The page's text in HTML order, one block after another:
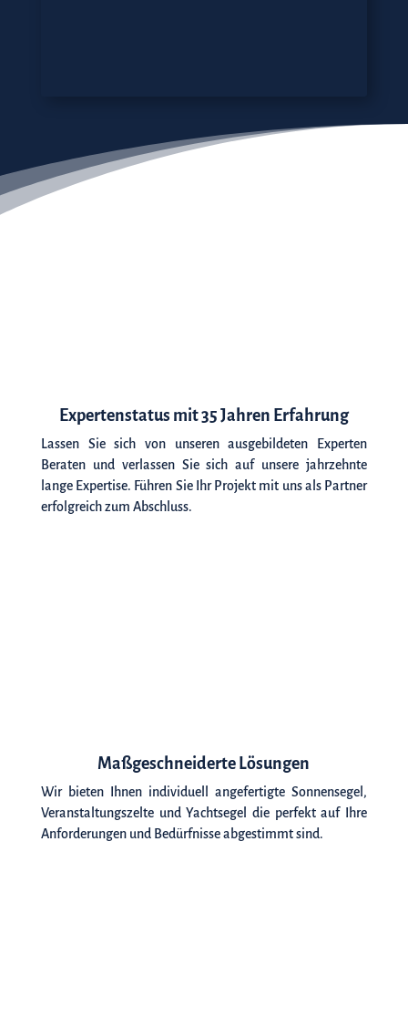
Expertenstatus mit 35 Jahren Erfahrung
Lassen Sie sich von unseren ausgebildeten Experten
Beraten und verlassen Sie sich auf unsere jahrzehnte
lange Expertise. Führen Sie Ihr Projekt mit uns als Partner
erfolgreich zum Abschluss.
Maßgeschneiderte Lösungen
Wir bieten Ihnen individuell angefertigte Sonnensegel,
Veranstaltungszelte und Yachtsegel die perfekt auf Ihre
Anforderungen und Bedürfnisse abgestimmt sind.